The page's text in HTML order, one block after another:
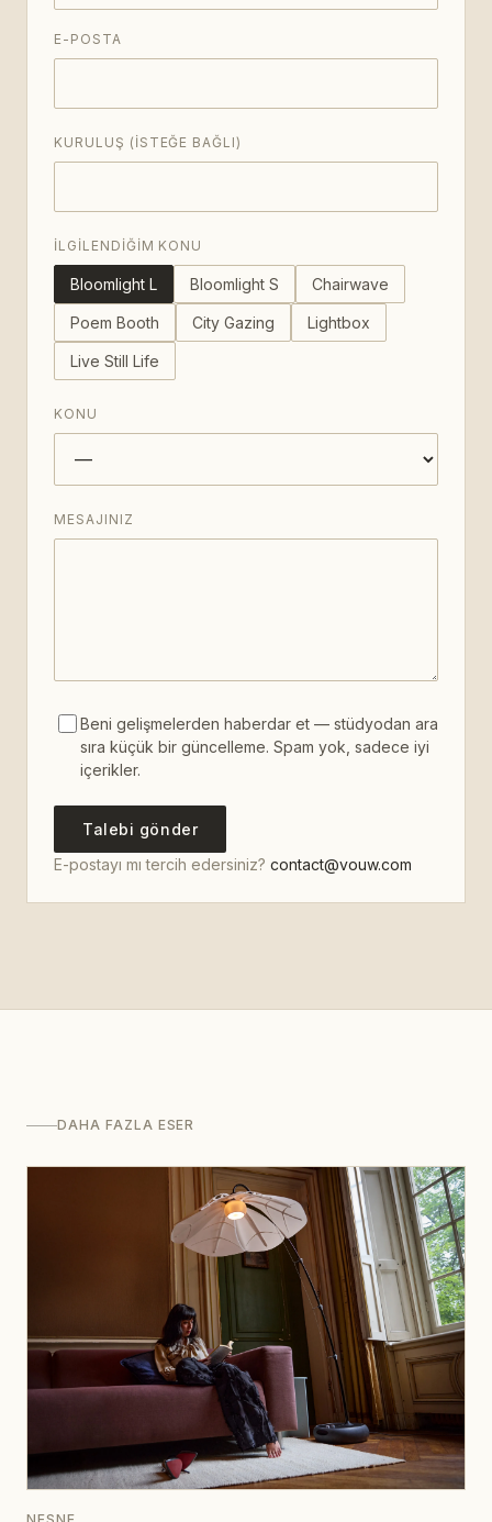
E-POSTA
KURULUŞ (ISTEĞE BAĞLI)
İLGILENDIĞIM KONU
Bloomlight L Bloomlight S Chairwave
Poem Booth City Gazing Lightbox
Live Still Life
KONU
MESAJINIZ
Beni gelişmelerden haberdar et — stüdyodan ara
sıra küçük bir güncelleme. Spam yok, sadece iyi
içerikler.
Talebi gönder
E-postayı mı tercih edersiniz? contact@vouw.com
DAHA FAZLA ESER